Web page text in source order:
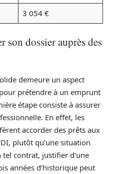
3 054 €
son dossier auprès des
demeure un aspect
prétendre à un emprunt
étape consiste à assurer
En effet, les
accorder des prêts aux
plutôt qu’une situation
tel contrat, justifier d’une
années d’historique peut